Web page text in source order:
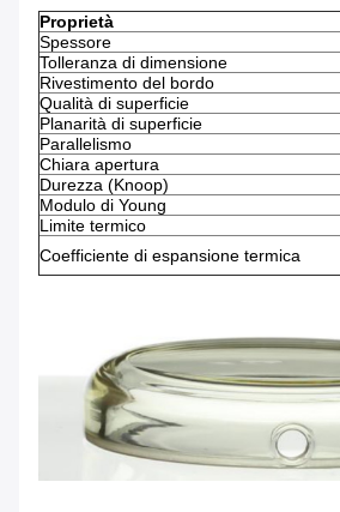
Proprietà
Spessore
Tolleranza di dimensione
Rivestimento del bordo
Qualità di superficie
Planarità di superficie
Parallelismo
Chiara apertura
Durezza (Knoop)
Modulo di Young
Limite termico
Coefficiente di espansione termica